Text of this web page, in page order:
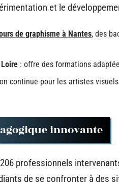
et le
de graphisme à Nantes, des
: offre des formations
continue pour les artistes
innovante
professionnels
de se confronter à des